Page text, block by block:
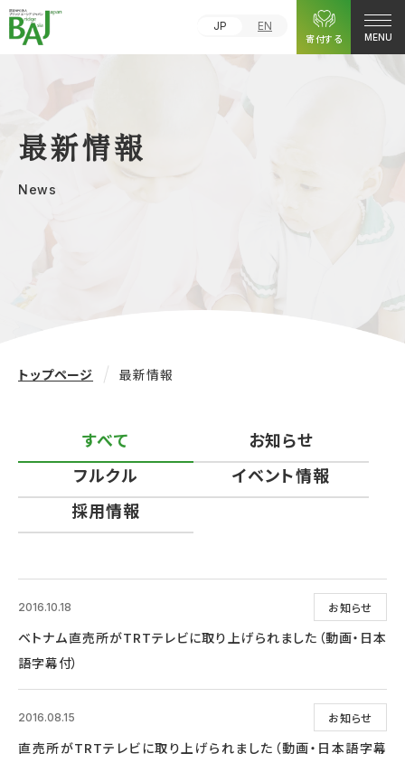
JP
EN
寄付する
MENU
最新情報
News
トップページ 最新情報
すべて
お知らせ
フルクル
イベント情報
採用情報
お知らせ
2016.10.18
ベトナム直売所がTRTテレビに取り上げられました（動画・日本
語字幕付）
お知らせ
2016.08.15
直売所がTRTテレビに取り上げられました（動画・日本語字幕